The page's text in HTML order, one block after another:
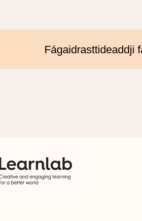
Fágaidrasttideaddji